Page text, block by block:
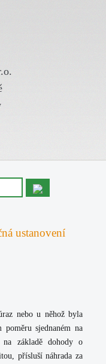
ustanovení
nebo u něhož byla
sjednaném na
základě dohody o
přísluší náhrada za